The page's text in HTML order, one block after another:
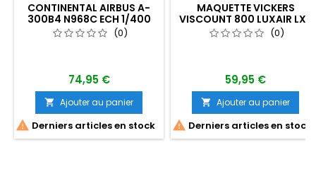
CONTINENTAL AIRBUS A-
300B4 N968C ECH 1/400
(0)
74,95 €
 Ajouter au panier
 Derniers articles en stock
MAQUETTE VICKERS
VISCOUNT 800 LUXAIR LX-
LGC ECH 1/400
(0)
59,95 €
 Ajouter au panier
 Derniers articles en stock